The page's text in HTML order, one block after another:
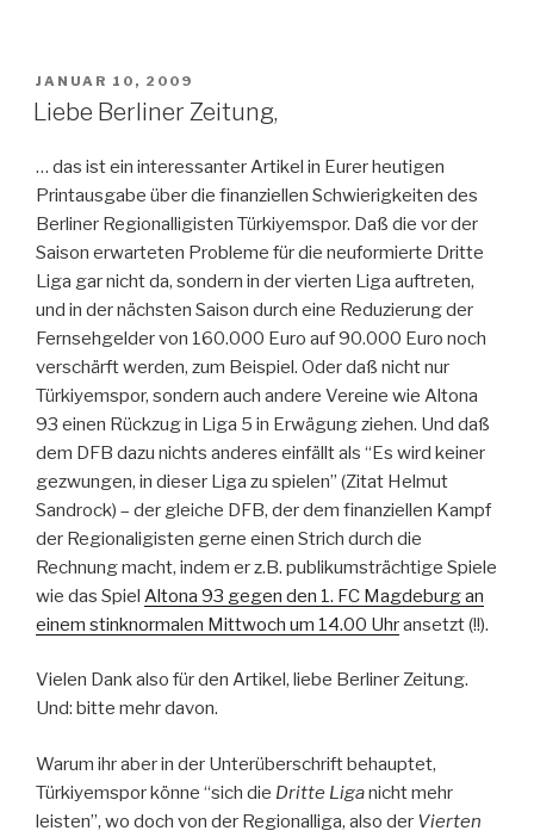
VERÖFFENTLICHT
AM
JANUAR 10, 2009
Liebe Berliner Zeitung,
… das ist ein interessanter Artikel in Eurer heutigen
Printausgabe über die finanziellen Schwierigkeiten des
Berliner Regionalligisten Türkiyemspor. Daß die vor der
Saison erwarteten Probleme für die neuformierte Dritte
Liga gar nicht da, sondern in der vierten Liga auftreten,
und in der nächsten Saison durch eine Reduzierung der
Fernsehgelder von 160.000 Euro auf 90.000 Euro noch
verschärft werden, zum Beispiel. Oder daß nicht nur
Türkiyemspor, sondern auch andere Vereine wie Altona
93 einen Rückzug in Liga 5 in Erwägung ziehen. Und daß
dem DFB dazu nichts anderes einfällt als “Es wird keiner
gezwungen, in dieser Liga zu spielen” (Zitat Helmut
Sandrock) – der gleiche DFB, der dem finanziellen Kampf
der Regionaligisten gerne einen Strich durch die
Rechnung macht, indem er z.B. publikumsträchtige Spiele
wie das Spiel Altona 93 gegen den 1. FC Magdeburg an
einem stinknormalen Mittwoch um 14.00 Uhransetzt (!!).
Vielen Dank also für den Artikel, liebe Berliner Zeitung.
Und: bitte mehr davon.
Warum ihr aber in der Unterüberschrift behauptet,
Türkiyemspor könne “sich die Dritte Liganicht mehr
leisten”, wo doch von der Regionalliga, also der Vierten